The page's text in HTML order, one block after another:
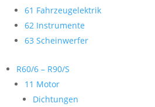
61 Fahrzeugelektrik
62 Instrumente
63 Scheinwerfer
R60/6 – R90/S
11 Motor
Dichtungen